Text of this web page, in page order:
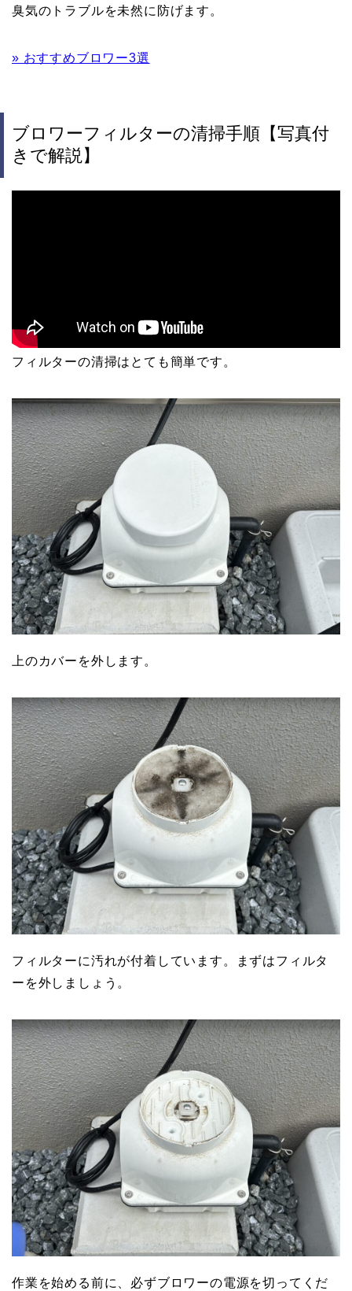
臭気のトラブルを未然に防げます。
» おすすめブロワー3選
ブロワーフィルターの清掃手順【写真付
きで解説】
フィルターの清掃はとても簡単です。
上のカバーを外します。
フィルターに汚れが付着しています。まずはフィルタ
ーを外しましょう。
作業を始める前に、必ずブロワーの電源を切ってくだ